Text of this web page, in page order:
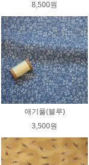
8,500원
애기풀(블루)
3,500원